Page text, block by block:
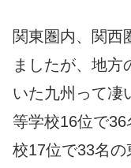
関東圏内、関西
ましたが、地方
いた九州って凄
等学校16位で
校17位で33名